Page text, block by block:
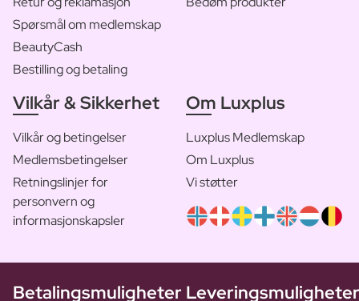
Spørsmål om medlemskap
BeautyCash
Bestilling og betaling
Vilkår & Sikkerhet
Vilkår og betingelser
Medlemsbetingelser
Retningslinjer for
personvern og
informasjonskapsler
Om Luxplus
Luxplus Medlemskap
Om Luxplus
Vi støtter
Betalingsmuligheter Leveringsmuligheter